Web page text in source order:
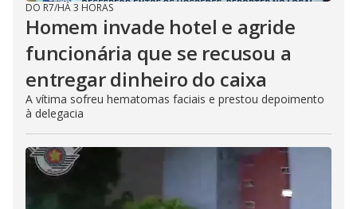
DO R7/HÁ 3 HORAS
Homem invade hotel e agride
funcionária que se recusou a
entregar dinheiro do caixa
A vítima sofreu hematomas faciais e prestou depoimento
à delegacia